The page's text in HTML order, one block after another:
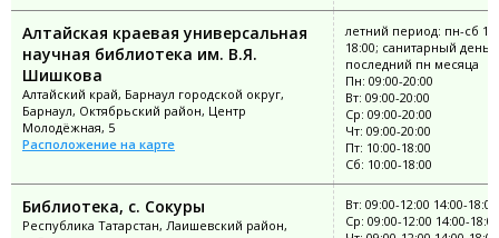
Алтайская краевая универсальная
научная библиотека им. В.Я.
Шишкова
Алтайский край, Барнаул городской округ,
Барнаул, Октябрьский район, Центр
Молодёжная, 5
Расположение на карте
летний период: пн-сб
18:00; санитарный день:
последний пн месяца
Пн: 09:00-20:00
Вт: 09:00-20:00
Ср: 09:00-20:00
Чт: 09:00-20:00
Пт: 10:00-18:00
Сб: 10:00-18:00
Библиотека, с. Сокуры
Республика Татарстан, Лаишевский район,
Вт: 09:00-12:00 14:00-18:00
Ср: 09:00-12:00 14:00-18:00